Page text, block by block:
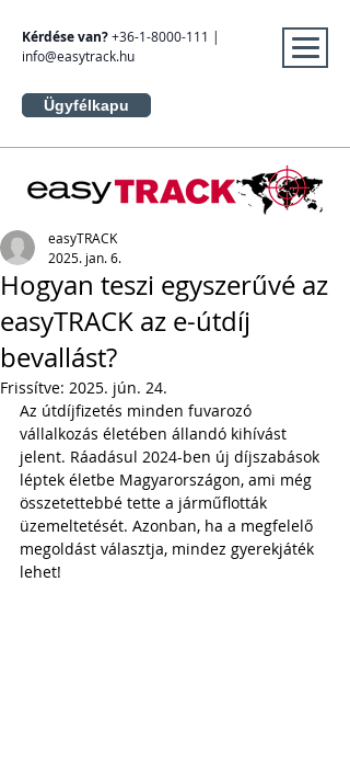
Kérdése van?+36-1-8000-111 |
info@easytrack.hu
Ügyfélkapu
Hogyan teszi egyszerűvé az
easyTRACK az e-útdíj
bevallást?
easyTRACK
2025. jan. 6.
Frissítve: 2025. jún. 24.
Az útdíjfizetés minden fuvarozó
vállalkozás életében állandó kihívást
jelent. Ráadásul 2024-ben új díjszabások
léptek életbe Magyarországon, ami még
összetettebbé tette a járműflották
üzemeltetését. Azonban, ha a megfelelő
megoldást választja, mindez gyerekjáték
lehet!